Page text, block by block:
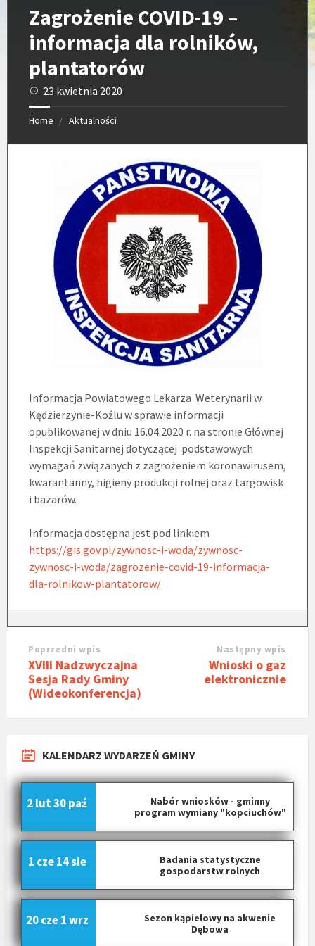
Zagrożenie COVID-19 –
informacja dla rolników,
plantatorów
23 kwietnia 2020
Home Aktualności
Informacja Powiatowego Lekarza Weterynarii w
Kędzierzynie-Koźlu w sprawie informacji
opublikowanej w dniu 16.04.2020 r. na stronie Głównej
Inspekcji Sanitarnej dotyczącej podstawowych
wymagań związanych z zagrożeniem koronawirusem,
kwarantanny, higieny produkcji rolnej oraz targowisk
i bazarów.
Informacja dostępna jest pod linkiem
https://gis.gov.pl/zywnosc-i-woda/zywnosc-
zywnosc-i-woda/zagrozenie-covid-19-informacja-
dla-rolnikow-plantatorow/
Poprzedni wpis
XVIII Nadzwyczajna
Sesja Rady Gminy
(Wideokonferencja)
Następny wpis
Wnioski o gaz
elektronicznie
KALENDARZ WYDARZEŃ GMINY
Nabór wniosków - gminny
program wymiany "kopciuchów"
2 lut30 paź
Badania statystyczne
gospodarstw rolnych
1 cze 14 sie
Sezon kąpielowy na akwenie
Dębowa
20 cze 1 wrz